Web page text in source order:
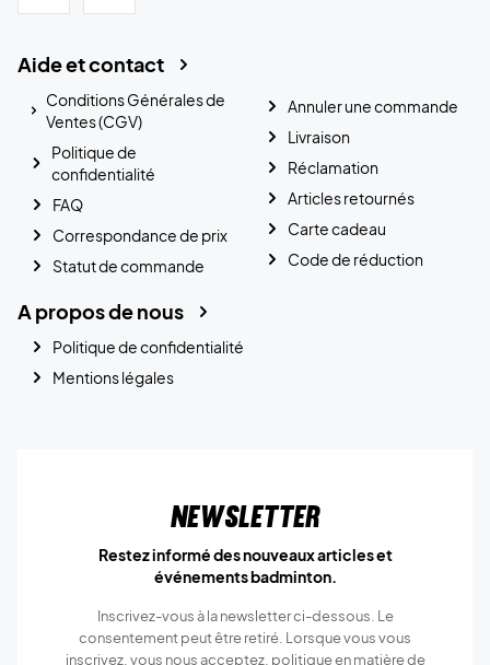
Aide et contact
Conditions Générales de
Ventes (CGV)
Politique de
confidentialité
FAQ
Correspondance de prix
Statut de commande
Annuler une commande
Livraison
Réclamation
Articles retournés
Carte cadeau
Code de réduction
A propos de nous
Politique de confidentialité
Mentions légales
Newsletter
Restez informé des nouveaux articles et
événements badminton.
Inscrivez-vous à la newsletter ci-dessous. Le
consentement peut être retiré. Lorsque vous vous
inscrivez, vous nous acceptez. politique en matière de